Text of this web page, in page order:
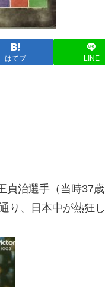
はてブ LINE
治選手（当時37
り、日本中が熱狂し